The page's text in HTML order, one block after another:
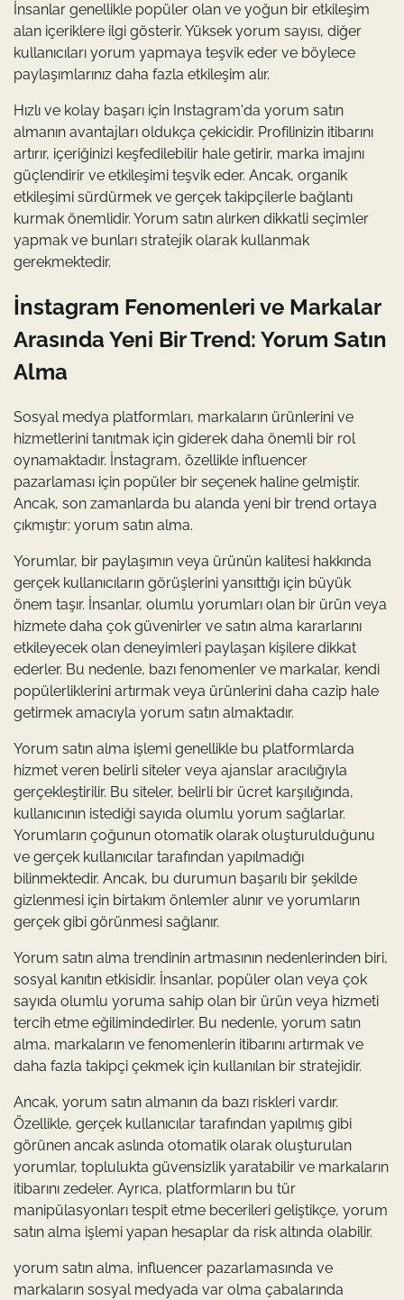
İnsanlar genellikle popüler olan ve yoğun bir etkileşim
alan içeriklere ilgi gösterir. Yüksek yorum sayısı, diğer
kullanıcıları yorum yapmaya teşvik eder ve böylece
paylaşımlarınız daha fazla etkileşim alır.
Hızlı ve kolay başarı için Instagram'da yorum satın
almanın avantajları oldukça çekicidir. Profilinizin itibarını
artırır, içeriğinizi keşfedilebilir hale getirir, marka imajını
güçlendirir ve etkileşimi teşvik eder. Ancak, organik
etkileşimi sürdürmek ve gerçek takipçilerle bağlantı
kurmak önemlidir. Yorum satın alırken dikkatli seçimler
yapmak ve bunları stratejik olarak kullanmak
gerekmektedir.
İnstagram Fenomenleri ve Markalar
Arasında Yeni Bir Trend: Yorum Satın
Alma
Sosyal medya platformları, markaların ürünlerini ve
hizmetlerini tanıtmak için giderek daha önemli bir rol
oynamaktadır. İnstagram, özellikle influencer
pazarlaması için popüler bir seçenek haline gelmiştir.
Ancak, son zamanlarda bu alanda yeni bir trend ortaya
çıkmıştır: yorum satın alma.
Yorumlar, bir paylaşımın veya ürünün kalitesi hakkında
gerçek kullanıcıların görüşlerini yansıttığı için büyük
önem taşır. İnsanlar, olumlu yorumları olan bir ürün veya
hizmete daha çok güvenirler ve satın alma kararlarını
etkileyecek olan deneyimleri paylaşan kişilere dikkat
ederler. Bu nedenle, bazı fenomenler ve markalar, kendi
popülerliklerini artırmak veya ürünlerini daha cazip hale
getirmek amacıyla yorum satın almaktadır.
Yorum satın alma işlemi genellikle bu platformlarda
hizmet veren belirli siteler veya ajanslar aracılığıyla
gerçekleştirilir. Bu siteler, belirli bir ücret karşılığında,
kullanıcının istediği sayıda olumlu yorum sağlarlar.
Yorumların çoğunun otomatik olarak oluşturulduğunu
ve gerçek kullanıcılar tarafından yapılmadığı
bilinmektedir. Ancak, bu durumun başarılı bir şekilde
gizlenmesi için birtakım önlemler alınır ve yorumların
gerçek gibi görünmesi sağlanır.
Yorum satın alma trendinin artmasının nedenlerinden biri,
sosyal kanıtın etkisidir. İnsanlar, popüler olan veya çok
sayıda olumlu yoruma sahip olan bir ürün veya hizmeti
tercih etme eğilimindedirler. Bu nedenle, yorum satın
alma, markaların ve fenomenlerin itibarını artırmak ve
daha fazla takipçi çekmek için kullanılan bir stratejidir.
Ancak, yorum satın almanın da bazı riskleri vardır.
Özellikle, gerçek kullanıcılar tarafından yapılmış gibi
görünen ancak aslında otomatik olarak oluşturulan
yorumlar, toplulukta güvensizlik yaratabilir ve markaların
itibarını zedeler. Ayrıca, platformların bu tür
manipülasyonları tespit etme becerileri geliştikçe, yorum
satın alma işlemi yapan hesaplar da risk altında olabilir.
yorum satın alma, influencer pazarlamasında ve
markaların sosyal medyada var olma çabalarında